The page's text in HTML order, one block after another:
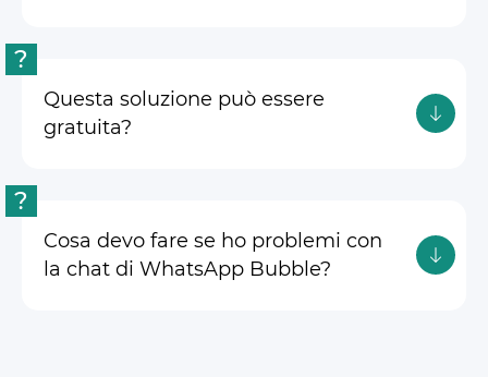
?
Questa soluzione può essere
gratuita?
?
Cosa devo fare se ho problemi con
la chat di WhatsApp Bubble?